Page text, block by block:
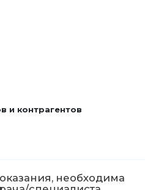
и контрагентов
необходима